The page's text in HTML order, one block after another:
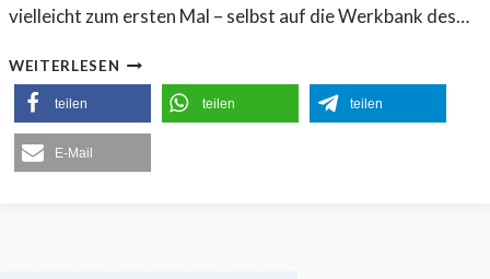
N
vielleicht zum ersten Mal – selbst auf die Werkbank des…
WEITERLESEN
E
E
E
teilen teilen teilen
E-Mail